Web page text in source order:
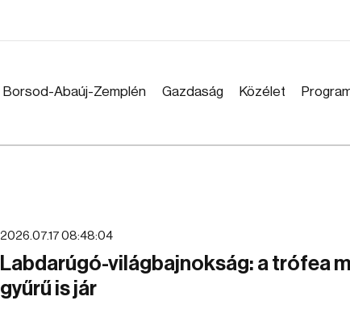
Borsod-Abaúj-Zemplén Gazdaság Közélet
2026.07.17 08:48:04
Labdarúgó-világbajnokság: a trófea
gyűrű is jár